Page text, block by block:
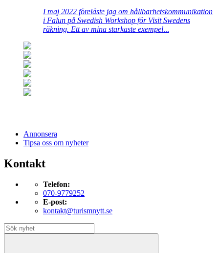
I maj 2022 föreläste jag om hållbarhetskommunikation
i Falun på Swedish Workshop för Visit Swedens
räkning. Ett av mina starkaste exempel...
Annonsera
Tipsa oss om nyheter
Kontakt
Telefon:
070-9779252
E-post:
kontakt@turismnytt.se